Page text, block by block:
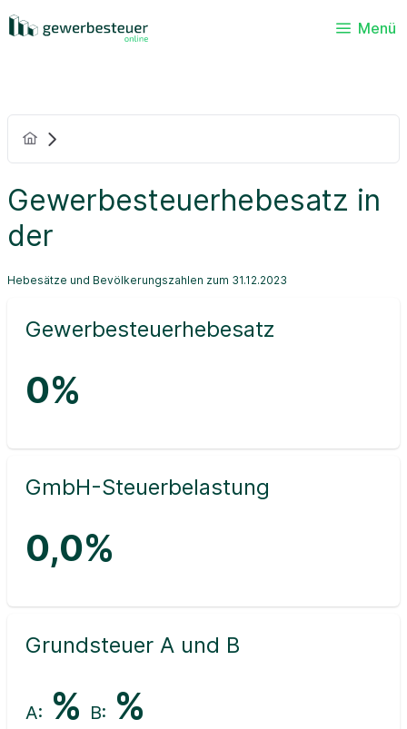
Menü
Gewerbesteuerhebesatz in
der
Hebesätze und Bevölkerungszahlen zum 31.12.2023
Gewerbesteuerhebesatz
0%
GmbH-Steuerbelastung
0,0%
Grundsteuer A und B
A: % B: %